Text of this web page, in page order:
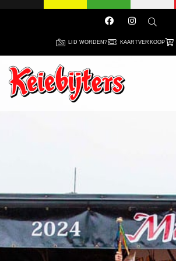
LID WORDEN? KAARTVERKOOP